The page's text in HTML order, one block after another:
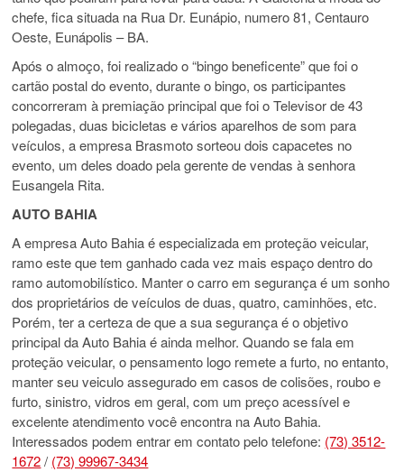
chefe, fica situada na Rua Dr. Eunápio, numero 81, Centauro
Oeste, Eunápolis – BA.
Após o almoço, foi realizado o “bingo beneficente” que foi o
cartão postal do evento, durante o bingo, os participantes
concorreram à premiação principal que foi o Televisor de 43
polegadas, duas bicicletas e vários aparelhos de som para
veículos, a empresa Brasmoto sorteou dois capacetes no
evento, um deles doado pela gerente de vendas à senhora
Eusangela Rita.
AUTO BAHIA
A empresa Auto Bahia é especializada em proteção veicular,
ramo este que tem ganhado cada vez mais espaço dentro do
ramo automobilístico. Manter o carro em segurança é um sonho
dos proprietários de veículos de duas, quatro, caminhões, etc.
Porém, ter a certeza de que a sua segurança é o objetivo
principal da Auto Bahia é ainda melhor. Quando se fala em
proteção veicular, o pensamento logo remete a furto, no entanto,
manter seu veiculo assegurado em casos de colisões, roubo e
furto, sinistro, vidros em geral, com um preço acessível e
excelente atendimento você encontra na Auto Bahia.
Interessados podem entrar em contato pelo telefone: (73) 3512-
1672/ (73) 99967-3434